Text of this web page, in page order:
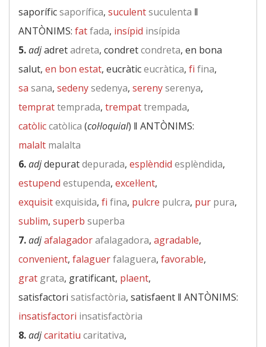
saporíficsaporífica, suculentsuculenta ‖
ANTÒNIMS: fatfada, insípid insípida
5.adjadretadreta, condretcondreta, en bona
salut, en bon estat, eucràticeucràtica, fi fina,
sa sana, sedenysedenya, serenyserenya,
temprattemprada, trempattrempada,
catòliccatòlica (col·loquial) ‖ ANTÒNIMS:
malalt malalta
6.adjdepuratdepurada, esplèndid esplèndida,
estupend estupenda, excel·lent,
exquisitexquisida, fi fina, pulcre pulcra, pur pura,
sublim, superb superba
7.adjafalagadorafalagadora, agradable,
convenient, falaguerfalaguera, favorable,
grat grata, gratificant, plaent,
satisfactori satisfactòria, satisfaent ‖ ANTÒNIMS:
insatisfactori insatisfactòria
8.adjcaritatiu caritativa,